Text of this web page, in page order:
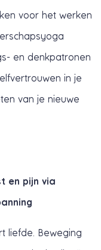
voor het werken
en denkpatronen
in je
van je nieuwe
en pijn via
liefde. Beweging